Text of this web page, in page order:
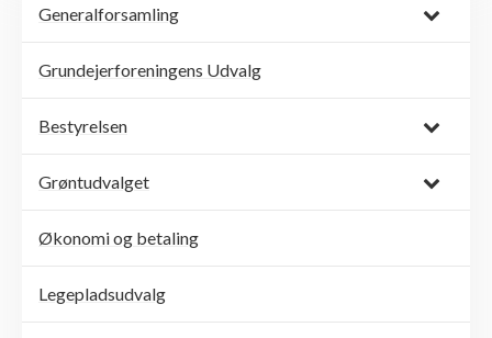
Generalforsamling
Grundejerforeningens Udvalg
Bestyrelsen
Grøntudvalget
Økonomi og betaling
Legepladsudvalg